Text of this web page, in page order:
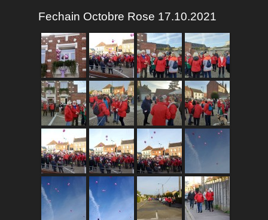
Fechain Octobre Rose 17.10.2021